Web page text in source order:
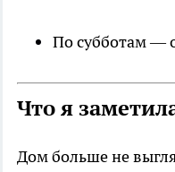
По субботам —
Что я
Дом больше не